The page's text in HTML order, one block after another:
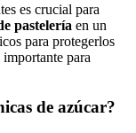
es crucial para
pastelería en un
para protegerlos
para
de azúcar?